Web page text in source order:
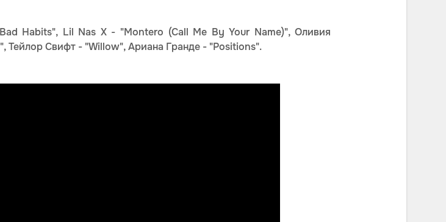
Habits", Lil Nas X - "Montero (Call Me By Your Name)", Оливия
Свифт - "Willow", Ариана Гранде - "Positions".